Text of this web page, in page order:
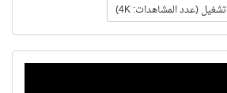
تشغيل (عدد المشاهدات: 4K)